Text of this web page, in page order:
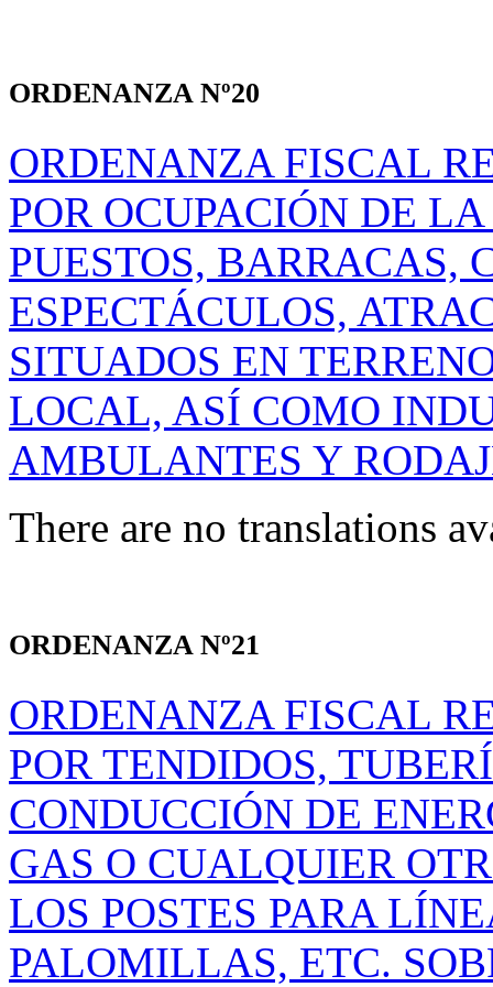
ORDENANZA Nº20
ORDENANZA FISCAL
POR OCUPACIÓN DE
PUESTOS, BARRACAS,
ESPECTÁCULOS,
SITUADOS EN
LOCAL, ASÍ COMO
AMBULANTES Y
There are no translations
ORDENANZA Nº21
ORDENANZA FISCAL
POR TENDIDOS,
CONDUCCIÓN DE
GAS O CUALQUIER
LOS POSTES PARA
PALOMILLAS, ETC.